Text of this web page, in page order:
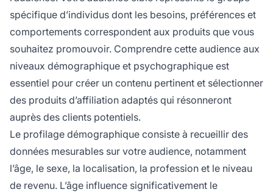
spécifique d’individus dont les besoins, préférences et
comportements correspondent aux produits que vous
souhaitez promouvoir. Comprendre cette audience aux
niveaux démographique et psychographique est
essentiel pour créer un contenu pertinent et sélectionner
des produits d’affiliation adaptés qui résonneront
auprès des clients potentiels.
Le profilage démographique consiste à recueillir des
données mesurables sur votre audience, notamment
l’âge, le sexe, la localisation, la profession et le niveau
de revenu. L’âge influence significativement le